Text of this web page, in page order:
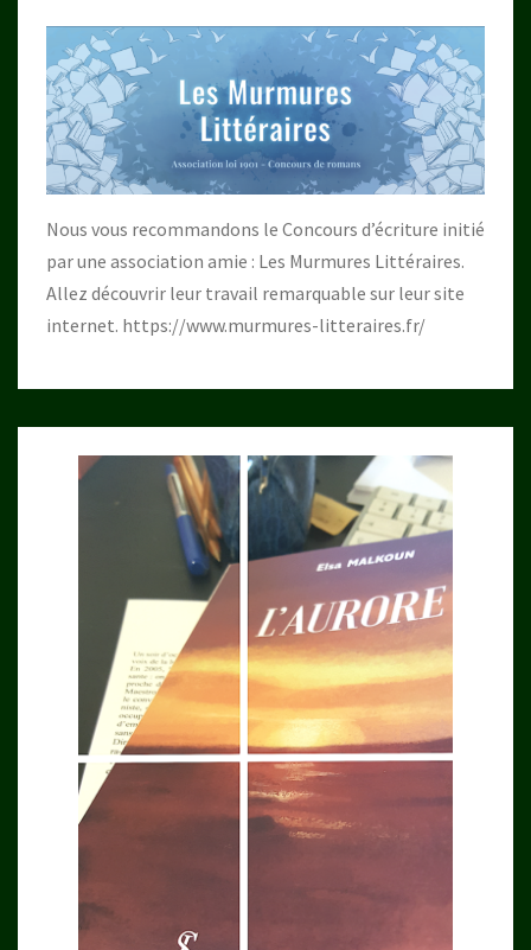
Nous vous recommandons le Concours d’écriture initié
par une association amie : Les Murmures Littéraires.
Allez découvrir leur travail remarquable sur leur site
internet. https://www.murmures-litteraires.fr/